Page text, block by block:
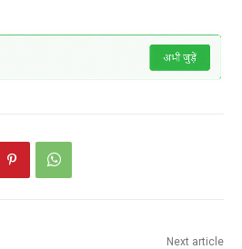
Next article